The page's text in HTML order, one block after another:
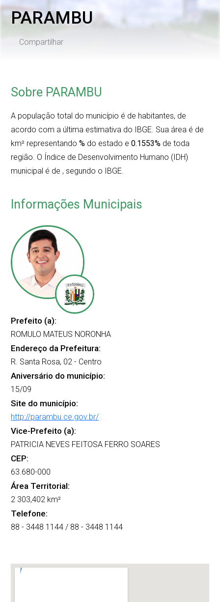
PARAMBU
Compartilhar
Sobre PARAMBU
A população total do município é de habitantes, de
acordo com a última estimativa do IBGE. Sua área é de
km² representando % do estado e 0.1553% de toda
região. O Índice de Desenvolvimento Humano (IDH)
municipal é de , segundo o IBGE.
Informações Municipais
Prefeito (a):
ROMULO MATEUS NORONHA
Endereço da Prefeitura:
R. Santa Rosa, 02 - Centro
Aniversário do município:
15/09
Site do município:
http://parambu.ce.gov.br/
Vice-Prefeito (a):
PATRICIA NEVES FEITOSA FERRO SOARES
CEP:
63.680-000
Área Territorial:
2 303,402 km²
Telefone:
88 - 3448 1144 / 88 - 3448 1144